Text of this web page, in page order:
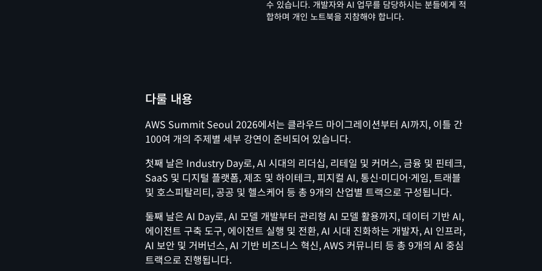
수 있습니다. 개발자와 AI 업무를 담당하시는 분들에게 적
합하며 개인 노트북을 지참해야 합니다.
다룰 내용
AWS Summit Seoul 2026에서는 클라우드 마이그레이션부터 AI까지, 이틀 간
100여 개의 주제별 세부 강연이 준비되어 있습니다.
첫째 날은 Industry Day로, AI 시대의 리더십, 리테일 및 커머스, 금융 및 핀테크,
SaaS 및 디지털 플랫폼, 제조 및 하이테크, 피지컬 AI, 통신·미디어·게임, 트래블
및 호스피탈리티, 공공 및 헬스케어 등 총 9개의 산업별 트랙으로 구성됩니다.
둘째 날은 AI Day로, AI 모델 개발부터 관리형 AI 모델 활용까지, 데이터 기반 AI,
에이전트 구축 도구, 에이전트 실행 및 전환, AI 시대 진화하는 개발자, AI 인프라,
AI 보안 및 거버넌스, AI 기반 비즈니스 혁신, AWS 커뮤니티 등 총 9개의 AI 중심
트랙으로 진행됩니다.